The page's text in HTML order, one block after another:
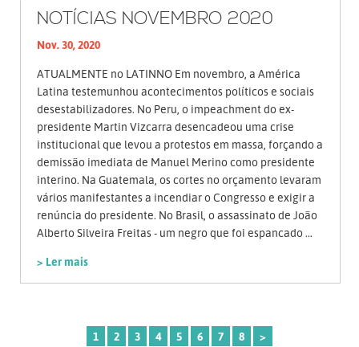
NOTÍCIAS NOVEMBRO 2020
Nov. 30, 2020
ATUALMENTE no LATINNO Em novembro, a América
Latina testemunhou acontecimentos políticos e sociais
desestabilizadores. No Peru, o impeachment do ex-
presidente Martin Vizcarra desencadeou uma crise
institucional que levou a protestos em massa, forçando a
demissão imediata de Manuel Merino como presidente
interino. Na Guatemala, os cortes no orçamento levaram
vários manifestantes a incendiar o Congresso e exigir a
renúncia do presidente. No Brasil, o assassinato de João
Alberto Silveira Freitas - um negro que foi espancado ...
> Ler mais
1 2 3 4 5 6 7 8 >